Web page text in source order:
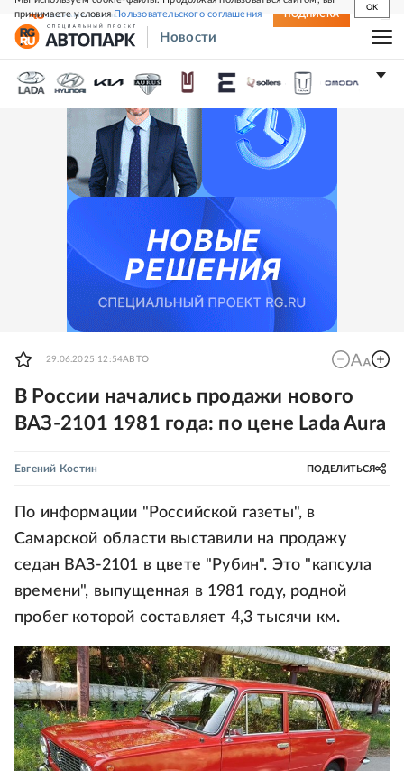
принимаете условияПользовательского соглашения
OK
СВЕЖИЙ НОМЕР ПОДПИСКА
Новости
29.06.2025 12:54АВТО
В России начались продажи нового
ВАЗ-2101 1981 года: по цене Lada Aura
Евгений Костин ПОДЕЛИТЬСЯ
По информации "Российской газеты", в
Самарской области выставили на продажу
седан ВАЗ-2101 в цвете "Рубин". Это "капсула
времени", выпущенная в 1981 году, родной
пробег которой составляет 4,3 тысячи км.